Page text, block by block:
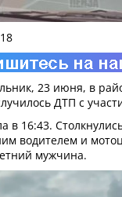
23 июня, в
ДТП с
в 16:43.
водителем и
мужчина.